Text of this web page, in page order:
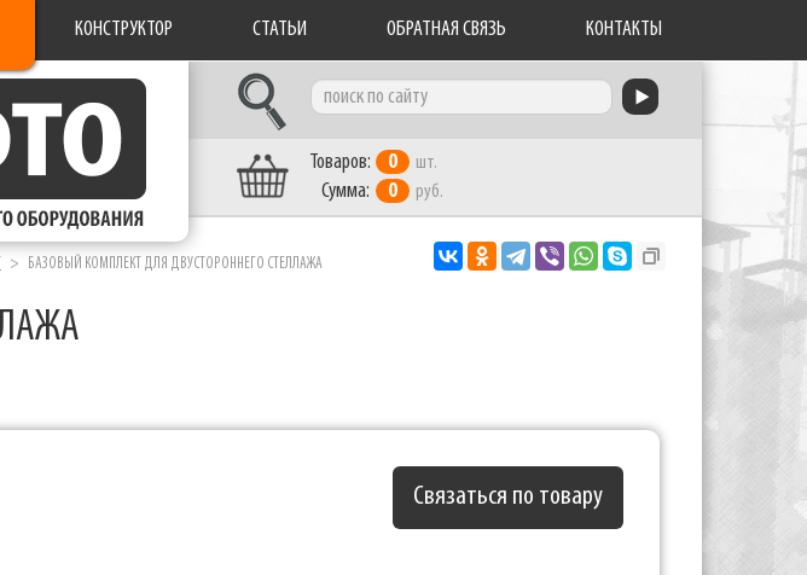
КОНСТРУКТОР СТАТЬИ ОБРАТНАЯ СВЯЗЬ КОНТАКТЫ
Товаров: 0 шт.
Сумма: 0 руб.
БАЗОВЫЙ КОМПЛЕКТ ДЛЯ ДВУСТОРОННЕГО СТЕЛЛАЖА
Связаться по товару